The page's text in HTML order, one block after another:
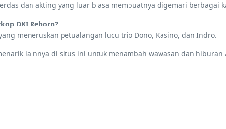
dan akting yang luar biasa membuatnya digemari berbagai
DKI Reborn?
meneruskan petualangan lucu trio Dono, Kasino, dan Indro.
lainnya di situs ini untuk menambah wawasan dan